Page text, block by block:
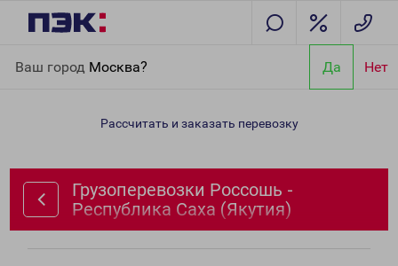
Ваш город Москва? Да Нет
Саха (Якутия)
Рассчитать и заказать перевозку
Грузоперевозки Россошь -
Республика Саха (Якутия)